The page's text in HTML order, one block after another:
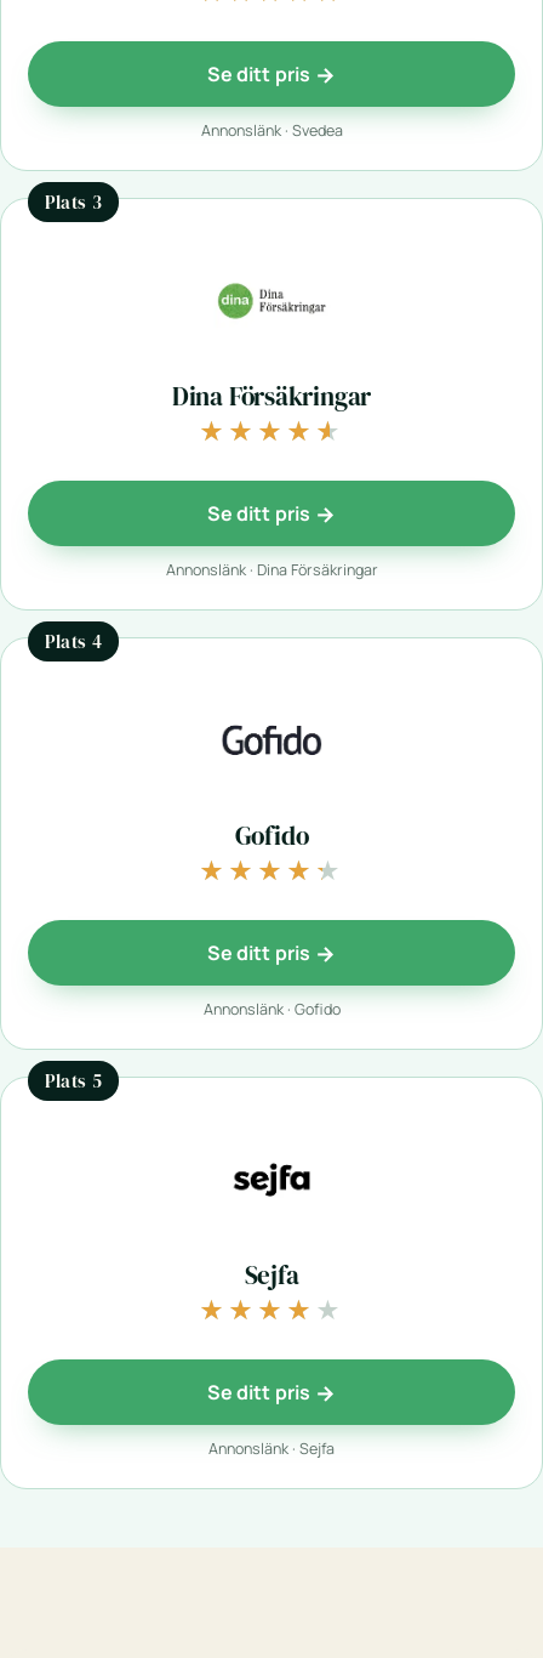
Se ditt pris
Annonslänk · Svedea
Plats 3
Dina Försäkringar
★★★★★
★★★★★
Se ditt pris
Annonslänk · Dina Försäkringar
Plats 4
Gofido
★★★★★
★★★★★
Se ditt pris
Annonslänk · Gofido
Plats 5
Sejfa
★★★★★
★★★★★
Se ditt pris
Annonslänk · Sejfa